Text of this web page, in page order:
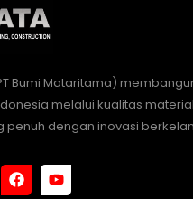
Bumi Mataritama)
melalui kualitas material
dengan inovasi